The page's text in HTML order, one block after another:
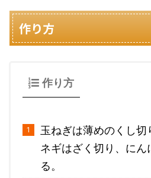
作り方
作り方
玉ねぎは薄めのくし
ネギはざく切り、にん
る。